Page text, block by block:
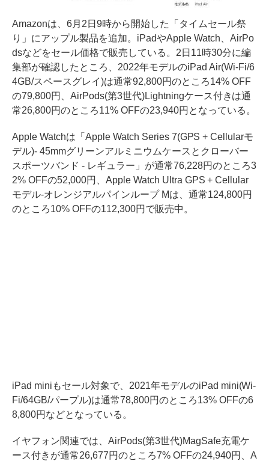
Amazonは、6月2日9時から開始した「タイムセール祭
り」にアップル製品を追加。iPadやApple Watch、AirPo
dsなどをセール価格で販売している。2日11時30分に編
集部が確認したところ、2022年モデルのiPad Air(Wi-Fi/6
4GB/スペースグレイ)は通常92,800円のところ14% OFF
の79,800円、AirPods(第3世代)Lightningケース付きは通
常26,800円のところ11% OFFの23,940円となっている。
Apple Watchは「Apple Watch Series 7(GPS + Cellularモ
デル)- 45mmグリーンアルミニウムケースとクローバー
スポーツバンド - レギュラー」が通常76,228円のところ3
2% OFFの52,000円、Apple Watch Ultra GPS + Cellular
モデル-オレンジアルパインループ Mは、通常124,800円
のところ10% OFFの112,300円で販売中。
iPad miniもセール対象で、2021年モデルのiPad mini(Wi-
Fi/64GB/パープル)は通常78,800円のところ13% OFFの6
8,800円などとなっている。
イヤフォン関連では、AirPods(第3世代)MagSafe充電ケ
ース付きが通常26,677円のところ7% OFFの24,940円、A